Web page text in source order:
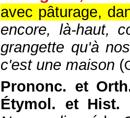
avec pâturage,
encore, là-haut,
grangette qu'à
c'est une maison (
Prononc. et
Étymol. et Hist.